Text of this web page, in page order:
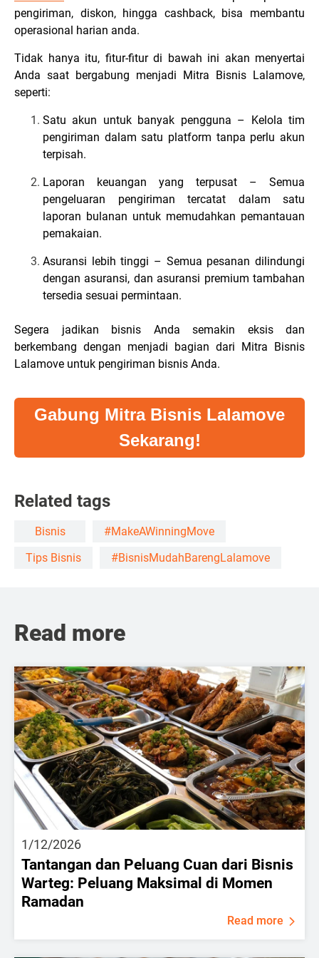
pengiriman, diskon, hingga cashback, bisa membantu
operasional harian anda.
Tidak hanya itu, fitur-fitur di bawah ini akan menyertai
Anda saat bergabung menjadi Mitra Bisnis Lalamove,
seperti:
Satu akun untuk banyak pengguna – Kelola tim
pengiriman dalam satu platform tanpa perlu akun
terpisah.
Laporan keuangan yang terpusat – Semua
pengeluaran pengiriman tercatat dalam satu
laporan bulanan untuk memudahkan pemantauan
pemakaian.
Asuransi lebih tinggi – Semua pesanan dilindungi
dengan asuransi, dan asuransi premium tambahan
tersedia sesuai permintaan.
Segera jadikan bisnis Anda semakin eksis dan
berkembang dengan menjadi bagian dari Mitra Bisnis
Lalamove untuk pengiriman bisnis Anda.
Gabung Mitra Bisnis Lalamove
Sekarang!
Related tags
Bisnis
#MakeAWinningMove
Tips Bisnis
#BisnisMudahBarengLalamove
Read more
1/12/2026
Tantangan dan Peluang Cuan dari Bisnis
Warteg: Peluang Maksimal di Momen
Ramadan
Read more